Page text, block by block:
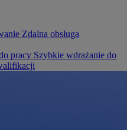
Zdalna obsługa
pracy Szybkie wdrażanie do